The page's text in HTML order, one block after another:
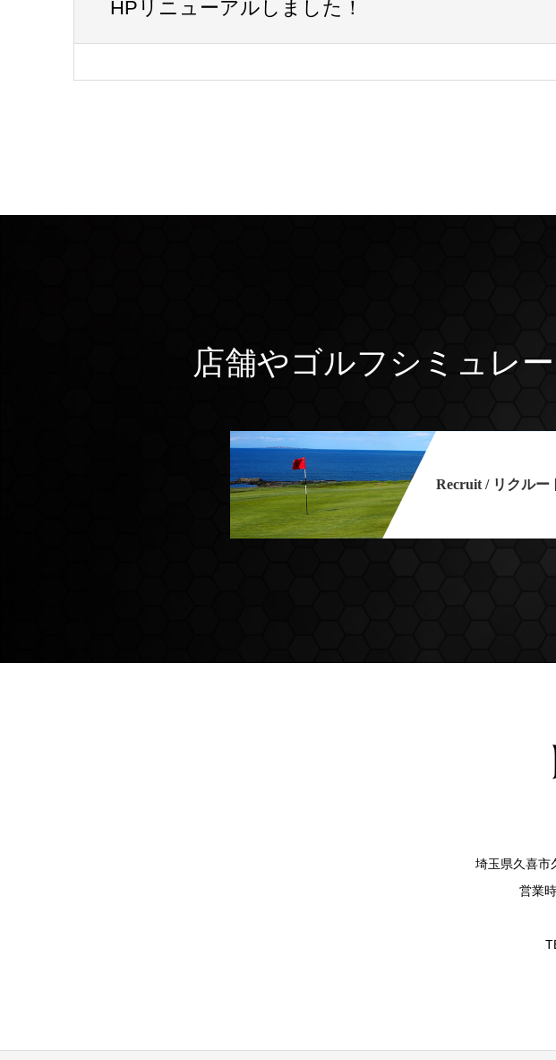
HPリニューアルしました！
店舗やゴルフシミュレ
Recruit / リクルー
埼玉県久喜市
営業